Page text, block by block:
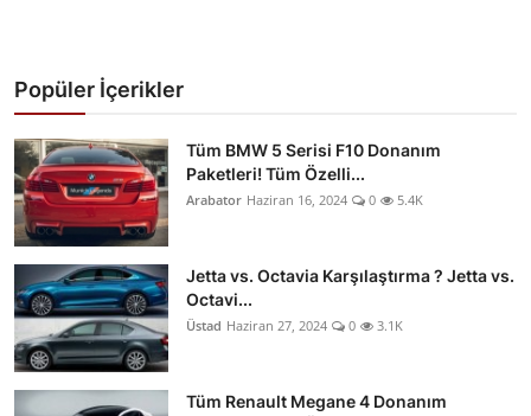
Popüler İçerikler
Tüm BMW 5 Serisi F10 Donanım
Paketleri! Tüm Özelli...
Arabator Haziran 16, 2024 0 5.4K
Jetta vs. Octavia Karşılaştırma ? Jetta vs.
Octavi...
Üstad Haziran 27, 2024 0 3.1K
Tüm Renault Megane 4 Donanım